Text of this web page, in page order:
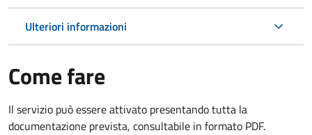
Ulteriori informazioni
Come fare
Il servizio può essere attivato presentando tutta la
documentazione prevista, consultabile in formato PDF.